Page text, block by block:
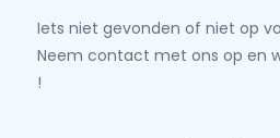
Iets niet gevonden of niet op
Neem contact met ons op en
!